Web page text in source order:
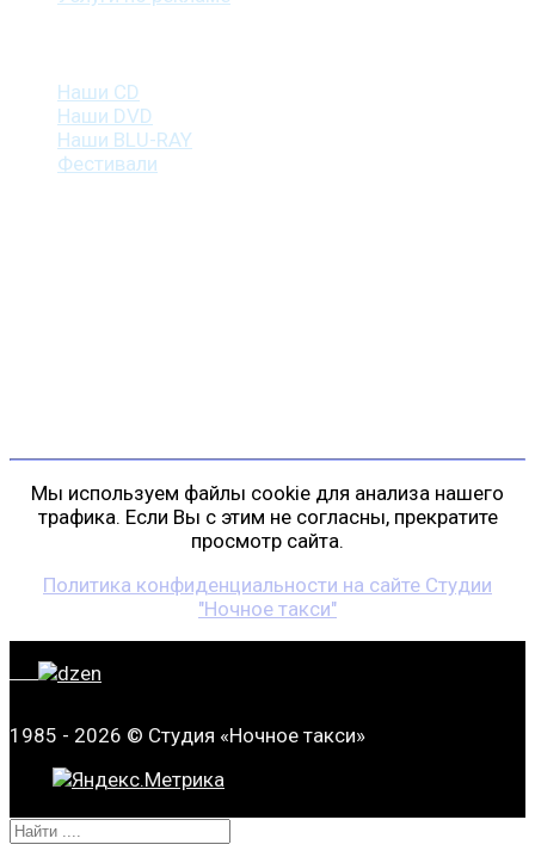
Наши CD
Наши DVD
Наши BLU-RAY
Фестивали
Мы используем файлы cookie для анализа нашего
трафика. Если Вы с этим не согласны, прекратите
просмотр сайта.
Политика конфиденциальности на сайте Студии
"Ночное такси"
1985 - 2026 © Студия «Ночное такси»